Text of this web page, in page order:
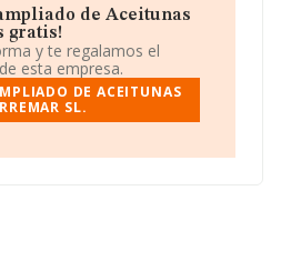
puede hacer a través del
saber más puedes acceder a
.
se encuentra en Calle
de Aceitunas
gratis!
y te regalamos el
esta empresa.
DE ACEITUNAS
SL.